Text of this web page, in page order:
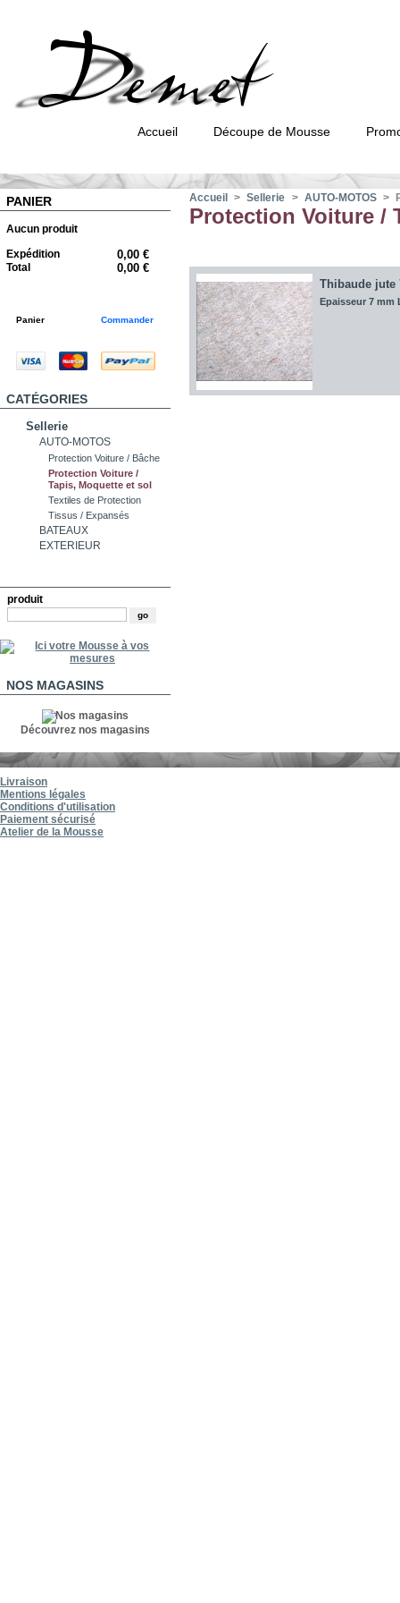
Accueil Découpe de Mousse
PANIER
Aucun produit
Expédition
0,00 €
Total 0,00 €
Panier Commander
CATÉGORIES
Sellerie
AUTO-MOTOS
Protection Voiture / Bâche
Protection Voiture /
Tapis, Moquette et sol
Textiles de Protection
Tissus / Expansés
BATEAUX
EXTERIEUR
produit
NOS MAGASINS
Découvrez nos magasins
Accueil > Sellerie > AUTO-MOTOS >
Protection Voiture /
Thibaude jute
Epaisseur 7 mm
Livraison
Mentions légales
Conditions d'utilisation
Paiement sécurisé
Atelier de la Mousse